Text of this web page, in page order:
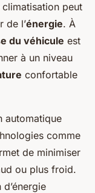
peut
de l’énergie. À
du véhicule est
à un niveau
confortable
automatique
comme
de minimiser
ou plus froid.